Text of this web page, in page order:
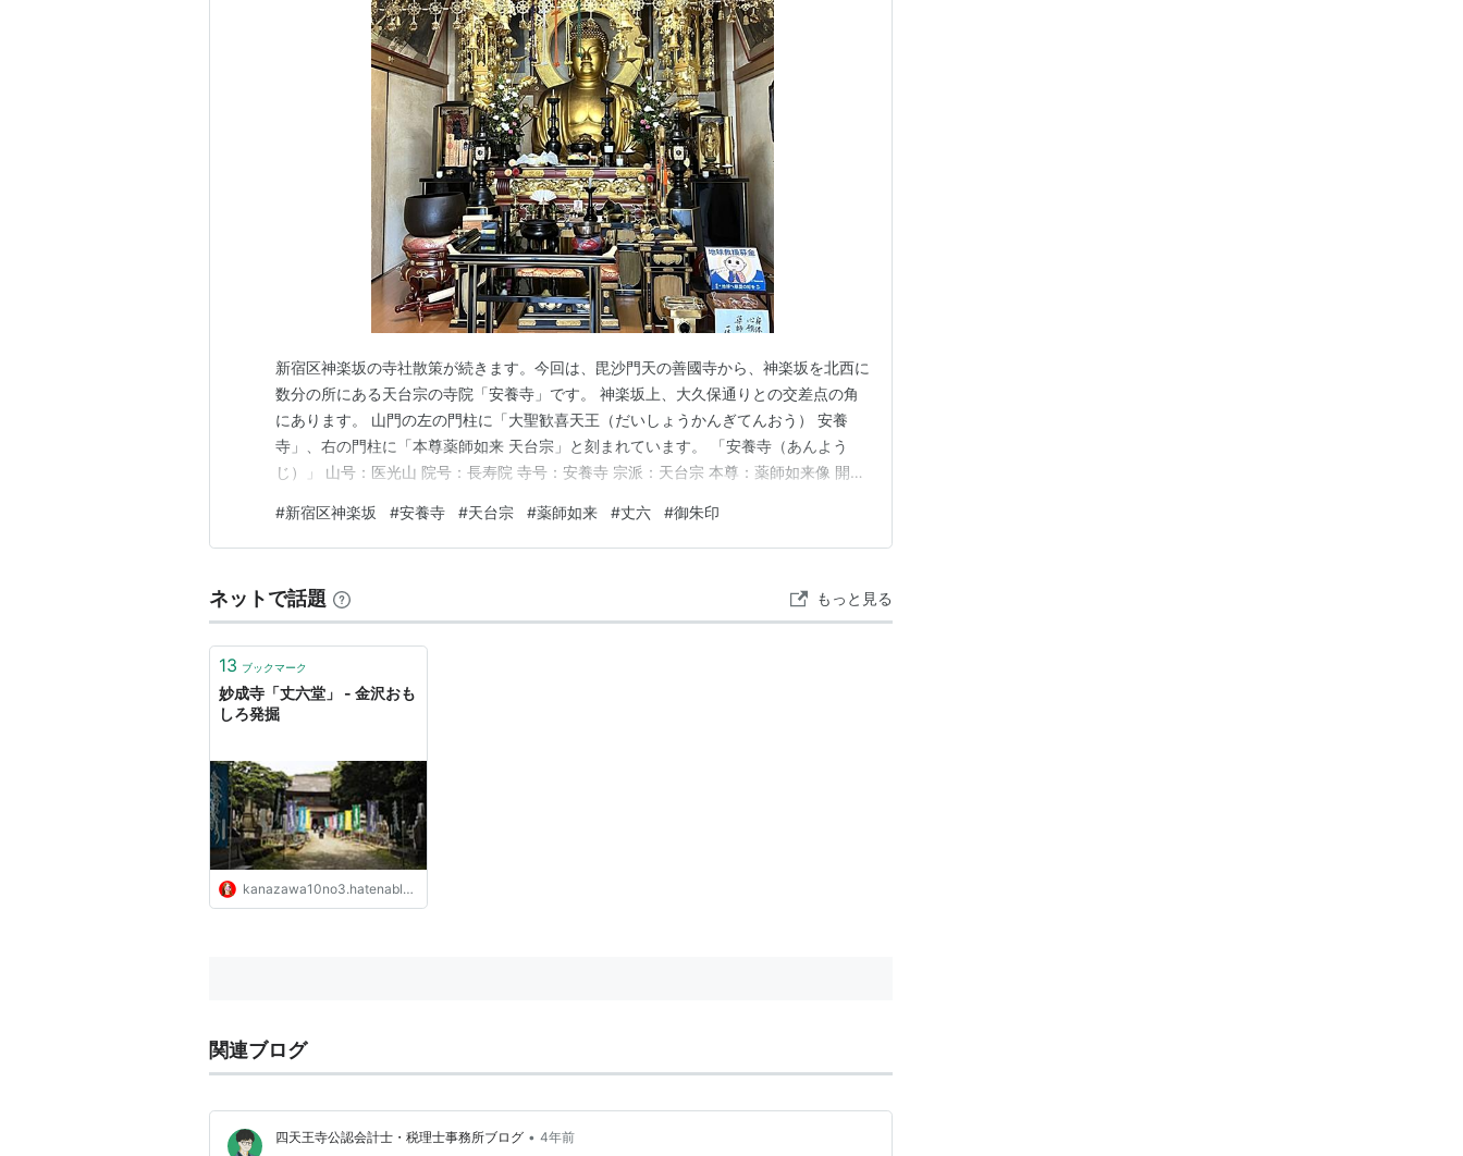
新宿区神楽坂の寺社散策が続きます。今回は、毘沙門天の善國寺から、神楽坂を北西に
数分の所にある天台宗の寺院「安養寺」です。 神楽坂上、大久保通りとの交差点の角
にあります。 山門の左の門柱に「大聖歓喜天王（だいしょうかんぎてんおう） 安養
寺」、右の門柱に「本尊薬師如来 天台宗」と刻まれています。 「安養寺（あんよう
じ）」 山号：医光山 院号：長寿院 寺号：安養寺 宗派：天台宗 本尊：薬師如来像 開
安養寺の開基は、伝教大師最澄上人の高弟子慈覚大師円仁（じかくだいしえんにん）和
尚と伝わっています。江戸城内にありました…
#新宿区神楽坂 #安養寺 #天台宗 #薬師如来 #丈六 #御朱印
ネットで話題 もっと見る
13 ブックマーク
妙成寺「丈六堂」 - 金沢おも
しろ発掘
kanazawa10no3.hatenablog.com
関連ブログ
四天王寺公認会計士・税理士事務所ブログ • 4年前